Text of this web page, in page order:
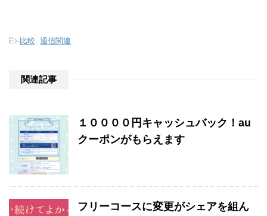
-比較 通信関連
関連記事
１００００円キャッシュバック！au
クーポンがもらえます
フリーコースに変更がシェアを組ん